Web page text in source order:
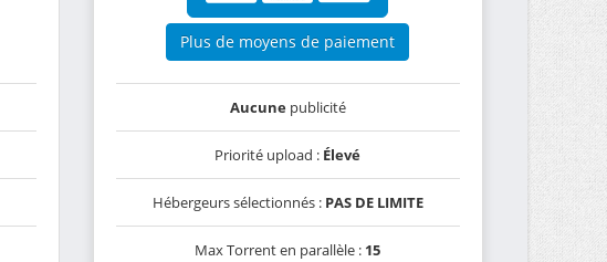
Plus de moyens de paiement
Aucunepublicité
Priorité upload : Élevé
Hébergeurs sélectionnés : PAS DE LIMITE
Max Torrent en parallèle : 15